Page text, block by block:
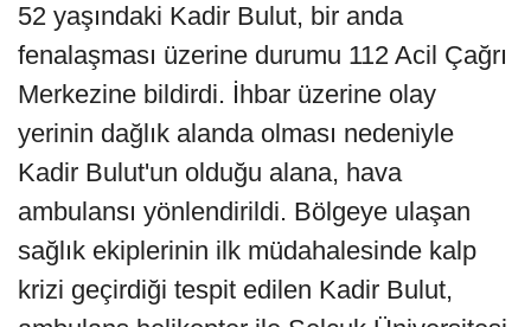
52 yaşındaki Kadir Bulut, bir anda
fenalaşması üzerine durumu 112 Acil Çağrı
Merkezine bildirdi. İhbar üzerine olay
yerinin dağlık alanda olması nedeniyle
Kadir Bulut'un olduğu alana, hava
ambulansı yönlendirildi. Bölgeye ulaşan
sağlık ekiplerinin ilk müdahalesinde kalp
krizi geçirdiği tespit edilen Kadir Bulut,